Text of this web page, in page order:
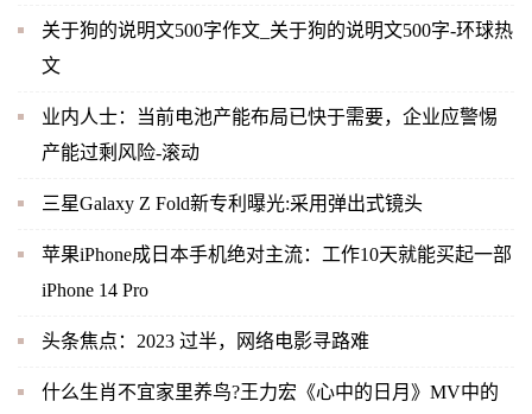
关于狗的说明文500字作文_关于狗的说明文500字-环球热
文
业内人士：当前电池产能布局已快于需要，企业应警惕
产能过剩风险-滚动
三星Galaxy Z Fold新专利曝光:采用弹出式镜头
苹果iPhone成日本手机绝对主流：工作10天就能买起一部
iPhone 14 Pro
头条焦点：2023 过半，网络电影寻路难
什么生肖不宜家里养鸟?王力宏《心中的日月》MV中的